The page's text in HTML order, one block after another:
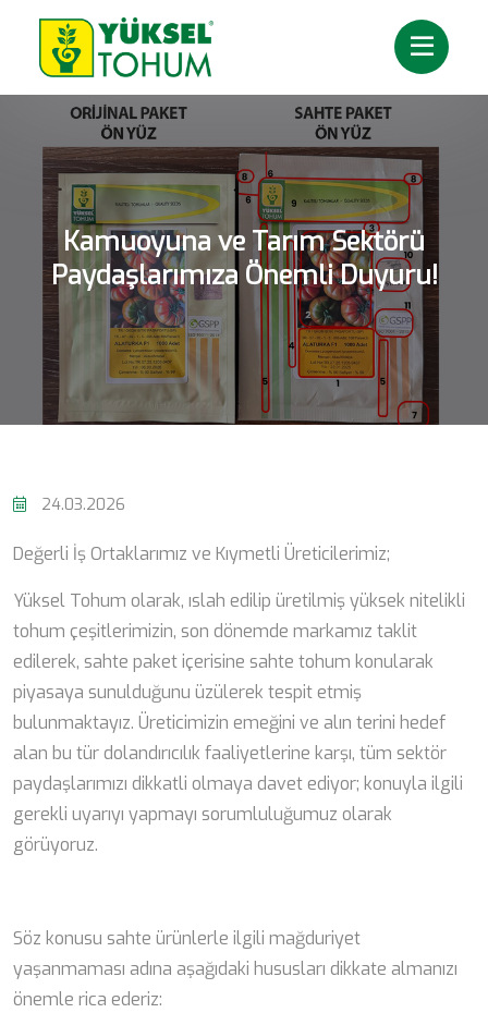
Kamuoyuna ve Tarım Sektörü
Paydaşlarımıza Önemli Duyuru!
24.03.2026
Değerli İş Ortaklarımız ve Kıymetli Üreticilerimiz;
Yüksel Tohum olarak, ıslah edilip üretilmiş yüksek nitelikli
tohum çeşitlerimizin, son dönemde markamız taklit
edilerek, sahte paket içerisine sahte tohum konularak
piyasaya sunulduğunu üzülerek tespit etmiş
bulunmaktayız. Üreticimizin emeğini ve alın terini hedef
alan bu tür dolandırıcılık faaliyetlerine karşı, tüm sektör
paydaşlarımızı dikkatli olmaya davet ediyor; konuyla ilgili
gerekli uyarıyı yapmayı sorumluluğumuz olarak
görüyoruz.
Söz konusu sahte ürünlerle ilgili mağduriyet
yaşanmaması adına aşağıdaki hususları dikkate almanızı
önemle rica ederiz: